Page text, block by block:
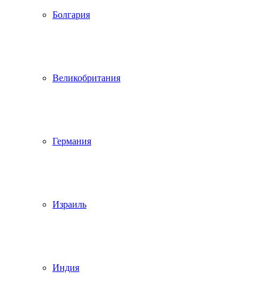
Болгария
Великобритания
Германия
Израиль
Индия